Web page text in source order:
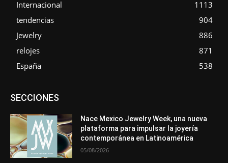
Internacional
1113
tendencias
904
Jewelry
886
relojes
871
España
538
SECCIONESAsociaciones
Entrevistas
Mundo Técnico
Novedades Opiniones
Perspectiva
Premios
Secciones Sin categoría
Sucesos
Más
Nace Mexico Jewelry Week, una nueva
plataforma para impulsar la joyería
contemporánea en Latinoamérica
05/08/2026